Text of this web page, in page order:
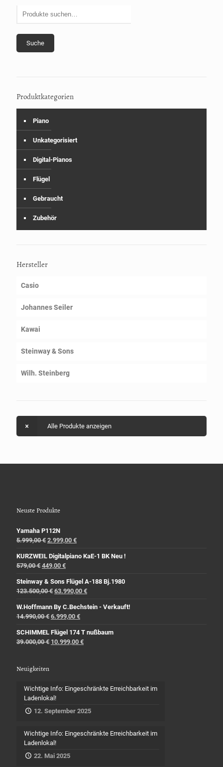
Suche
Produktkategorien
Piano
Unkategorisiert
Digital-Pianos
Flügel
Gebraucht
Zubehör
Hersteller
Casio
Johannes Seiler
Kawai
Steinway & Sons
Wilh. Steinberg
Alle Produkte anzeigen
Neuste Produkte
Yamaha P112N
5.999,00€ 2.999,00 €
KURZWEIL Digitalpiano KaE-1 BK Neu !
579,00€ 449,00 €
Steinway & Sons Flügel A-188 Bj.1980
123.500,00€ 63.990,00 €
W.Hoffmann By C.Bechstein - Verkauft!
14.990,00€ 6.999,00 €
SCHIMMEL Flügel 174 T nußbaum
39.000,00€ 10.999,00 €
Neuigkeiten
Wichtige Info: Eingeschränkte Erreichbarkeit im
Ladenlokal!
12. September 2025
Wichtige Info: Eingeschränkte Erreichbarkeit im
Ladenlokal!
22. Mai 2025